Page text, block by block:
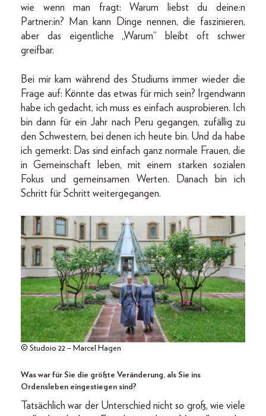
wie wenn man fragt: Warum liebst du deine:n
Partner:in? Man kann Dinge nennen, die faszinieren,
aber das eigentliche „Warum“ bleibt oft schwer
greifbar.
Bei mir kam während des Studiums immer wieder die
Frage auf: Könnte das etwas für mich sein? Irgendwann
habe ich gedacht, ich muss es einfach ausprobieren. Ich
bin dann für ein Jahr nach Peru gegangen, zufällig zu
den Schwestern, bei denen ich heute bin. Und da habe
ich gemerkt: Das sind einfach ganz normale Frauen, die
in Gemeinschaft leben, mit einem starken sozialen
Fokus und gemeinsamen Werten. Danach bin ich
Schritt für Schritt weitergegangen.
© Studoio 22 – Marcel Hagen
Was war für Sie die größte Veränderung, als Sie ins
Ordensleben eingestiegen sind?
Tatsächlich war der Unterschied nicht so groß, wie viele